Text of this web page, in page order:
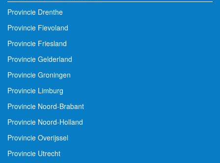
Provincie Drenthe
Provincie Flevoland
Provincie Friesland
Provincie Gelderland
Provincie Groningen
Provincie Limburg
Provincie Noord-Brabant
Provincie Noord-Holland
Provincie Overijssel
Provincie Utrecht